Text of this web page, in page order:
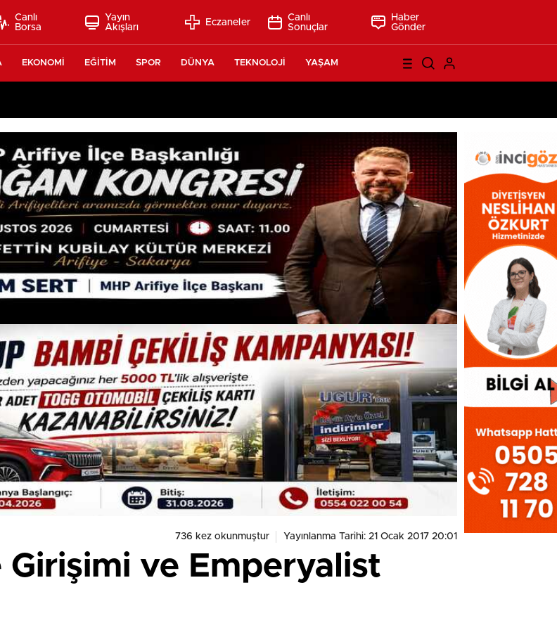
Canlı
Borsa
Yayın
Akışları
Eczaneler
Canlı
Sonuçlar
Haber
Gönder
EKONOMİ EĞİTİM SPOR DÜNYA TEKNOLOJİ YAŞAM
736 kez okunmuştur Yayınlanma Tarihi: 21 Ocak 2017 20:01
Girişimi ve Emperyalist